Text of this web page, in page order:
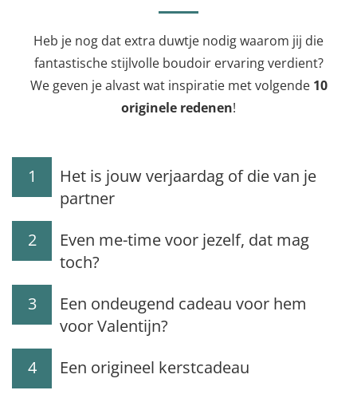
Heb je nog dat extra duwtje nodig waarom jij die
fantastische stijlvolle boudoir ervaring verdient?
We geven je alvast wat inspiratie met volgende 10
originele redenen!
1
Het is jouw verjaardag of die van je
partner
2
Even me-time voor jezelf, dat mag
toch?
3
Een ondeugend cadeau voor hem
voor Valentijn?
4
Een origineel kerstcadeau